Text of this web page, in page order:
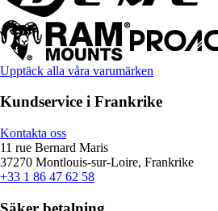
Upptäck alla våra varumärken
Kundservice i Frankrike
Kontakta oss
11 rue Bernard Maris
37270 Montlouis-sur-Loire, Frankrike
+33 1 86 47 62 58